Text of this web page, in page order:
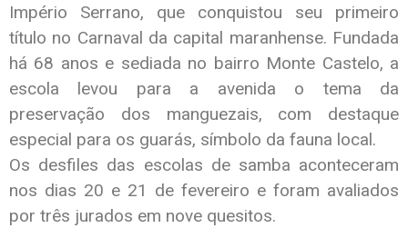
Império Serrano, que conquistou seu primeiro
título no Carnaval da capital maranhense. Fundada
há 68 anos e sediada no bairro Monte Castelo, a
escola levou para a avenida o tema da
preservação dos manguezais, com destaque
especial para os guarás, símbolo da fauna local.
Os desfiles das escolas de samba aconteceram
nos dias 20 e 21 de fevereiro e foram avaliados
por três jurados em nove quesitos.